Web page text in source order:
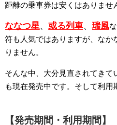
距離の乗車券は安くはありませ
ななつ星、 或る列車、 瑞風
符も人気ではありますが、なか
りません。
そんな中、大分見直されてきて
も現在発売中です。そして利用
【発売期間・利用期間】